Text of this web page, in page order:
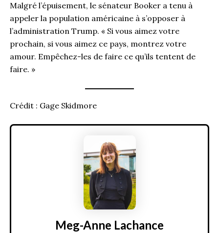
Malgré l’épuisement, le sénateur Booker a tenu à
appeler la population américaine à s’opposer à
l’administration Trump. « Si vous aimez votre
prochain, si vous aimez ce pays, montrez votre
amour. Empêchez-les de faire ce qu’ils tentent de
faire. »
Crédit : Gage Skidmore
Meg-Anne Lachance